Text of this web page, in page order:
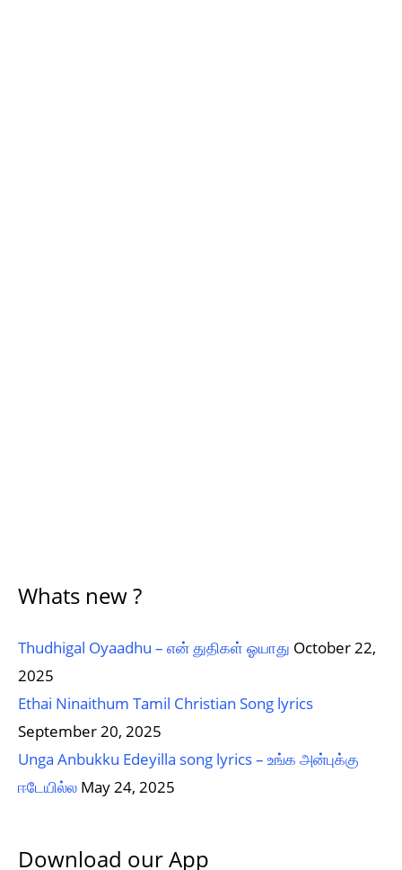
Whats new ?
Thudhigal Oyaadhu – என் துதிகள் ஓயாது October 22,
2025
Ethai Ninaithum Tamil Christian Song lyrics
September 20, 2025
Unga Anbukku Edeyilla song lyrics – உங்க அன்புக்கு
ஈடேயில்ல May 24, 2025
Download our App